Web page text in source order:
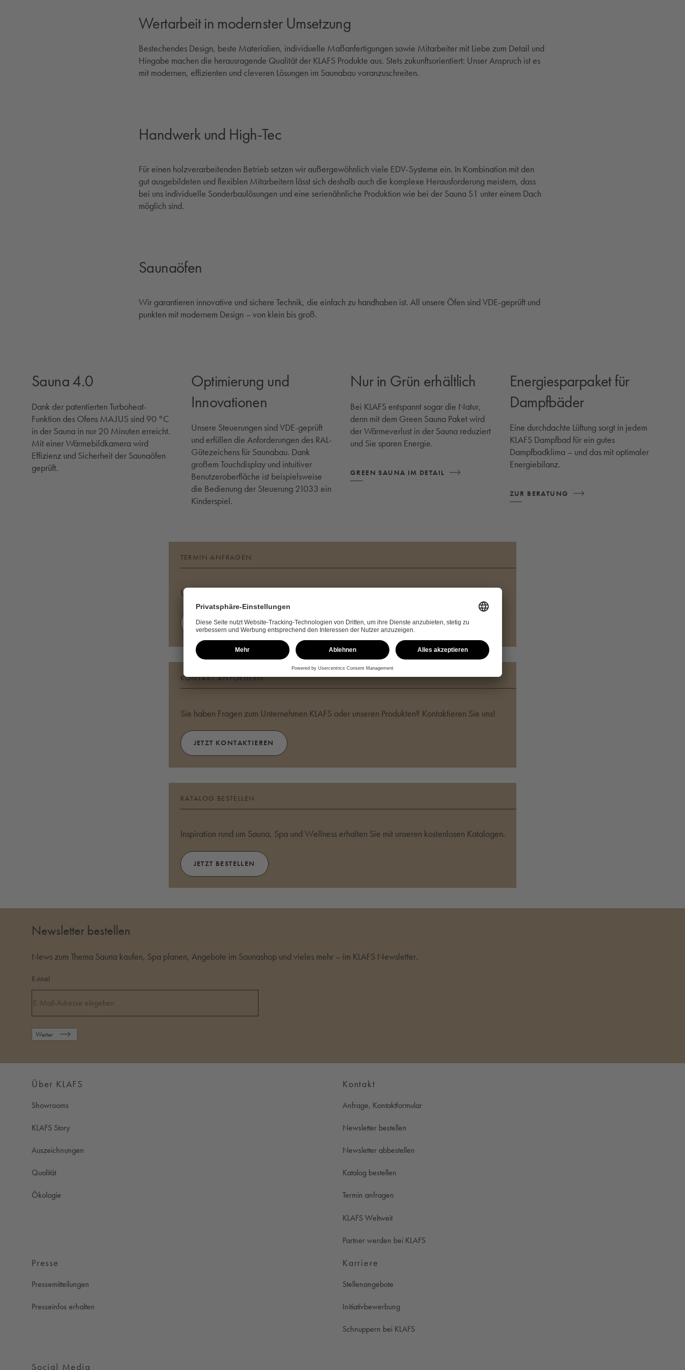
Wertarbeit in modernster Umsetzung
Bestechendes Design, beste Materialien, individuelle Maßanfertigungen sowie Mitarbeiter mit Liebe zum Detail und
Hingabe machen die herausragende Qualität der KLAFS Produkte aus. Stets zukunftsorientiert: Unser Anspruch ist es
mit modernen, effizienten und cleveren Lösungen im Saunabau voranzuschreiten.
Handwerk und High-Tec
Für einen holzverarbeitenden Betrieb setzen wir außergewöhnlich viele EDV-Systeme ein. In Kombination mit den
gut ausgebildeten und flexiblen Mitarbeitern lässt sich deshalb auch die komplexe Herausforderung meistern, dass
bei uns individuelle Sonderbaulösungen und eine serienähnliche Produktion wie bei der Sauna S1 unter einem Dach
möglich sind.
Saunaöfen
Wir garantieren innovative und sichere Technik, die einfach zu handhaben ist. All unsere Öfen sind VDE-geprüft und
punkten mit modernem Design – von klein bis groß.
Sauna 4.0
Dank der patentierten Turboheat-
Funktion des Ofens MAJUS sind 90 °C
in der Sauna in nur 20 Minuten erreicht.
Mit einer Wärmebildkamera wird
Effizienz und Sicherheit der Saunaöfen
geprüft.
Optimierung und
Innovationen
Unsere Steuerungen sind VDE-geprüft
und erfüllen die Anforderungen des RAL-
Gütezeichens für Saunabau. Dank
großem Touchdisplay und intuitiver
Benutzeroberfläche ist beispielsweise
die Bedienung der Steuerung 21033 ein
Kinderspiel.
Nur in Grün erhältlich
Bei KLAFS entspannt sogar die Natur,
denn mit dem Green Sauna Paket wird
der Wärmeverlust in der Sauna reduziert
und Sie sparen Energie.
GREEN SAUNA IM DETAIL
Energiesparpaket für
Dampfbäder
Eine durchdachte Lüftung sorgt in jedem
KLAFS Dampfbad für ein gutes
Dampfbadklima – und das mit optimaler
Energiebilanz.
ZUR BERATUNG
TERMIN ANFRAGEN
Unsere Experten beraten Sie gerne persönlich zu Ihrem Sauna- und Wellnessprojekt.
TERMIN ANFRAGEN
KONTAKT ANFORDERN
Sie haben Fragen zum Unternehmen KLAFS oder unseren Produkten? Kontaktieren Sie uns!
JETZT KONTAKTIEREN
KATALOG BESTELLEN
Inspiration rund um Sauna, Spa und Wellness erhalten Sie mit unseren kostenlosen Katalogen.
JETZT BESTELLEN
Newsletter bestellen
News zum Thema Sauna kaufen, Spa planen, Angebote im Saunashop und vieles mehr – im KLAFS Newsletter.
E-Mail
Weiter
Über KLAFS
Showrooms
KLAFS Story
Auszeichnungen
Qualität
Ökologie
Kontakt
Anfrage, Kontaktformular
Newsletter bestellen
Newsletter abbestellen
Katalog bestellen
Termin anfragen
KLAFS Weltweit
Partner werden bei KLAFS
Presse
Pressemitteilungen
Presseinfos erhalten
Karriere
Stellenangebote
Initiativbewerbung
Schnuppern bei KLAFS
Social Media